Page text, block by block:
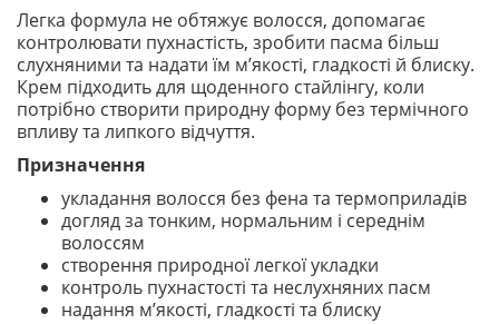
Легка формула не обтяжує волосся, допомагає
контролювати пухнастість, зробити пасма більш
слухняними та надати їм м’якості, гладкості й блиску.
Крем підходить для щоденного стайлінгу, коли
потрібно створити природну форму без термічного
впливу та липкого відчуття.
Призначення
укладання волосся без фена та термоприладів
догляд за тонким, нормальним і середнім
волоссям
створення природної легкої укладки
контроль пухнастості та неслухняних пасм
надання м’якості, гладкості та блиску